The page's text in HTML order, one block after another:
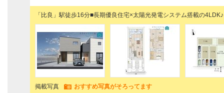
「比良」駅徒歩16分■長期優良住宅×太陽光発電システム搭載の4LDK♪
掲載写真 おすすめ写真がそろってます